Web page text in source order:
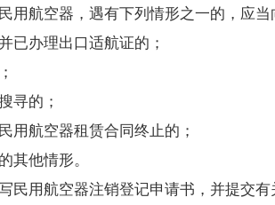
航空器，遇有下列情形之一的，应当
办理出口适航证的；
寻的；
航空器租赁合同终止的；
他情形。
用航空器注销登记申请书，并提交